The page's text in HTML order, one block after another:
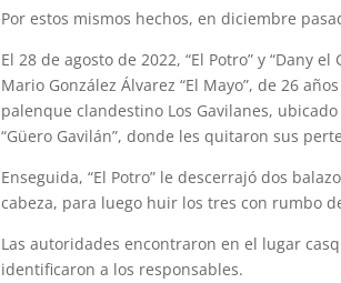
Por estos mismos hechos, en diciembre
El 28 de agosto de 2022, “El Potro” y “Dany
Mario González Álvarez “El Mayo”, de 26
palenque clandestino Los Gavilanes,
“Güero Gavilán”, donde les quitaron sus
Enseguida, “El Potro” le descerrajó dos
cabeza, para luego huir los tres con rumbo
Las autoridades encontraron en el lugar
identificaron a los responsables.